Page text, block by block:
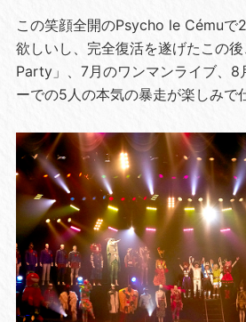
この笑顔全開のPsycho le Cémuで
欲しいし、完全復活を遂げたこの
Party」、7月のワンマンライブ、8
ーでの5人の本気の暴走が楽しみで